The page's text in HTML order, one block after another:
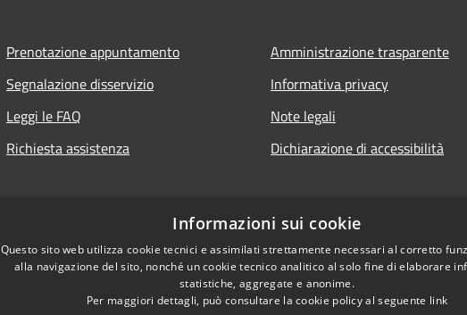
Prenotazione appuntamento
Segnalazione disservizio
Leggi le FAQ
Richiesta assistenza
Amministrazione trasparente
Informativa privacy
Note legali
Dichiarazione di accessibilità
Informazioni sui cookie
Questo sito web utilizza cookie tecnici e assimilati strettamente necessari al corretto
alla navigazione del sito, nonché un cookie tecnico analitico al solo fine di elaborare
statistiche, aggregate e anonime.
Per maggiori dettagli, può consultare la cookie policy al seguente link